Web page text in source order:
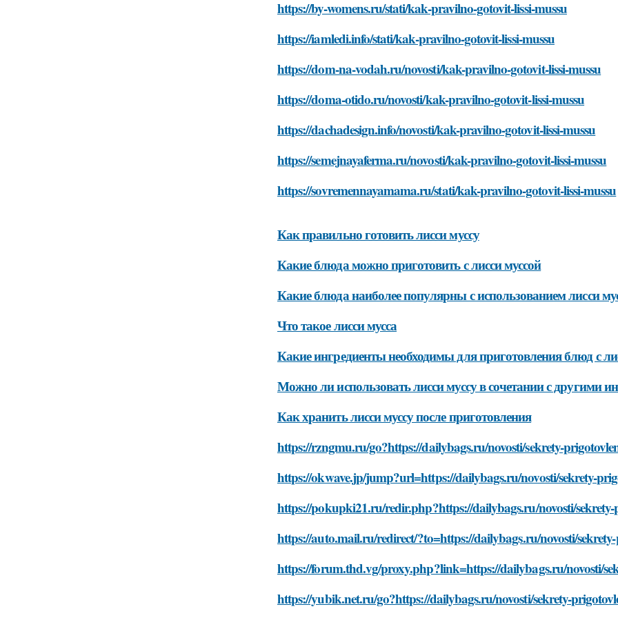
https://by-womens.ru/stati/kak-pravilno-gotovit-lissi-mussu
https://iamledi.info/stati/kak-pravilno-gotovit-lissi-mussu
https://dom-na-vodah.ru/novosti/kak-pravilno-gotovit-lissi-mussu
https://doma-otido.ru/novosti/kak-pravilno-gotovit-lissi-mussu
https://dachadesign.info/novosti/kak-pravilno-gotovit-lissi-mussu
https://semejnayaferma.ru/novosti/kak-pravilno-gotovit-lissi-mussu
https://sovremennayamama.ru/stati/kak-pravilno-gotovit-lissi-mussu
Как правильно готовить лисси муссу
Какие блюда можно приготовить с лисси муссой
Какие блюда наиболее популярны с использованием лисси
Что такое лисси мусса
Какие ингредиенты необходимы для приготовления блюд с
Можно ли использовать лисси муссу в сочетании с другими
Как хранить лисси муссу после приготовления
https://rzngmu.ru/go?https://dailybags.ru/novosti/sekrety-
https://okwave.jp/jump?url=https://dailybags.ru/novosti/sekrety-
https://pokupki21.ru/redir.php?https://dailybags.ru/novosti/
https://auto.mail.ru/redirect/?to=https://dailybags.ru/novosti/
https://forum.thd.vg/proxy.php?link=https://dailybags.ru/novosti/
https://yubik.net.ru/go?https://dailybags.ru/novosti/sekrety-